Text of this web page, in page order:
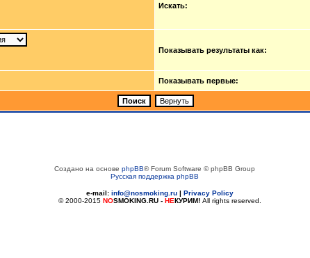
Искать:
Показывать результаты как:
Показывать первые:
Создано на основе phpBB® Forum Software © phpBB Group
Русская поддержка phpBB
e-mail: info@nosmoking.ru | Privacy Policy
© 2000-2015 NOSMOKING.RU - НЕКУРИМ! All rights reserved.